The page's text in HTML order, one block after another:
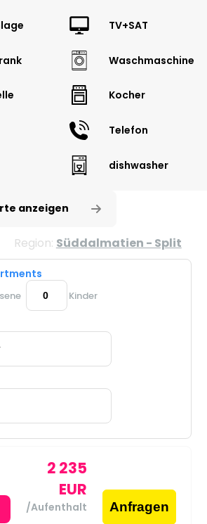
TV+SAT
Waschmaschine
Kocher
Telefon
dishwasher
anzeigen
Region: Süddalmatien - Split
Kinder
2 235
EUR
/Aufenthalt Anfragen